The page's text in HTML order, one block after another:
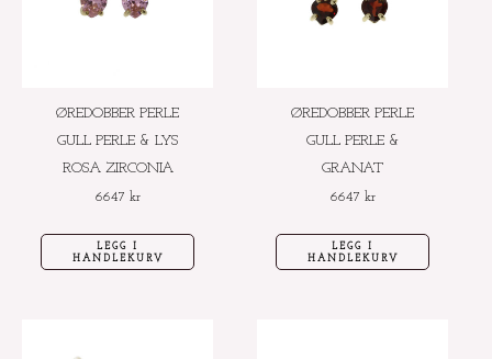
ØREDOBBER PERLE
GULL PERLE & LYS
ROSA ZIRCONIA
6647 kr
LEGG I
HANDLEKURV
ØREDOBBER PERLE
GULL PERLE &
GRANAT
6647 kr
LEGG I
HANDLEKURV